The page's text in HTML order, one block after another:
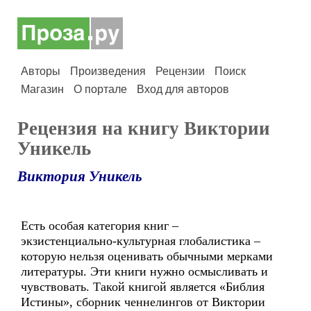
Авторы Произведения Рецензии
Поиск
Магазин
О портале Вход для авторов
Рецензия на книгу Виктории
Уникель
Виктория Уникель
Есть особая категория книг –
экзистенциально-культурная глобалистика –
которую нельзя оценивать обычными мерками
литературы. Эти книги нужно осмысливать и
чувствовать. Такой книгой является «Библия
Истины», сборник ченнелингов от Виктории